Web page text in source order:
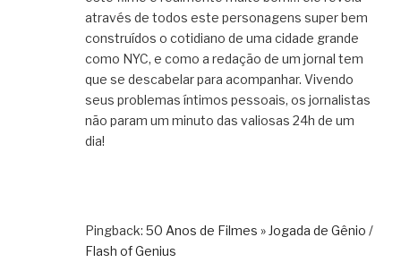
através de todos este personagens super bem
construídos o cotidiano de uma cidade grande
como NYC, e como a redação de um jornal tem
que se descabelar para acompanhar. Vivendo
seus problemas íntimos pessoais, os jornalistas
não param um minuto das valiosas 24h de um
dia!
Pingback: 50 Anos de Filmes » Jogada de Gênio /
Flash of Genius